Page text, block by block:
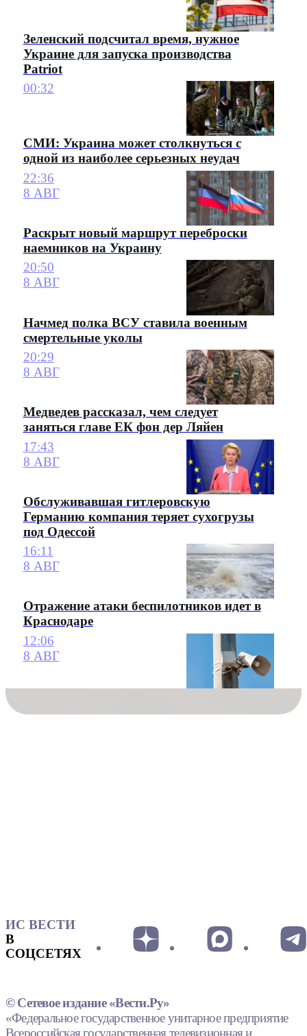
Зеленский подсчитал время, нужное
Украине для запуска производства
Patriot
00:32
СМИ: Украина может столкнуться с
одной из наиболее серьезных неудач
22:36
8 АВГ
Раскрыт новый маршрут переброски
наемников на Украину
20:50
8 АВГ
Начмед полка ВСУ ставила военным
смертельные уколы
20:29
8 АВГ
Медведев рассказал, чем следует
заняться главе ЕК фон дер Ляйен
17:43
8 АВГ
Обслуживавшая гитлеровскую
Германию компания теряет сухогрузы
под Одессой
16:11
8 АВГ
Отражение атаки беспилотников идет в
Краснодаре
12:06
8 АВГ
ИС ВЕСТИ
В
СОЦСЕТЯХ
© Сетевое издание «Вести.Ру»
«Федеральное государственное унитарное предприятие
Всероссийская государственная телевизионная и